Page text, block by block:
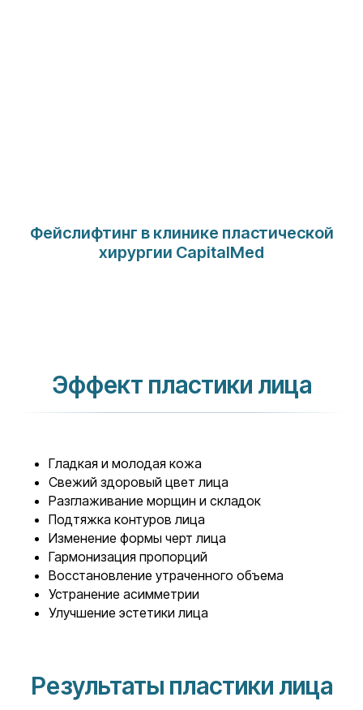
Фейслифтинг в клинике пластической
хирургии CapitalMed
Эффект пластики лица
Гладкая и молодая кожа
Свежий здоровый цвет лица
Разглаживание морщин и складок
Подтяжка контуров лица
Изменение формы черт лица
Гармонизация пропорций
Восстановление утраченного объема
Устранение асимметрии
Улучшение эстетики лица
Результаты пластики лица